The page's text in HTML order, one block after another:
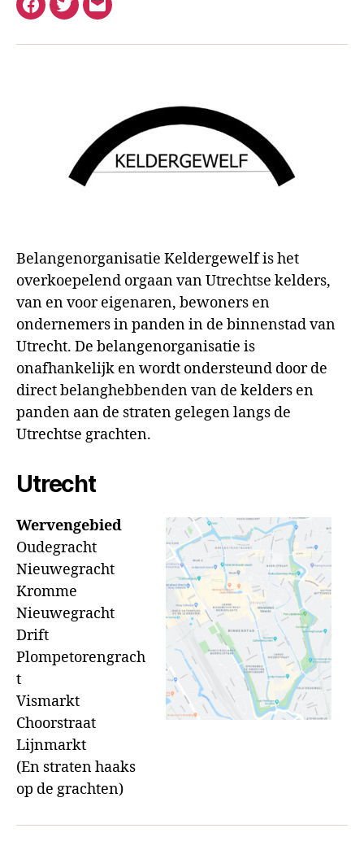
Facebook
Twitter
E-
Belangenorganisatie Keldergewelf is het
overkoepelend orgaan van Utrechtse kelders,
van en voor eigenaren, bewoners en
ondernemers in panden in de binnenstad van
Utrecht. De belangenorganisatie is
onafhankelijk en wordt ondersteund door de
direct belanghebbenden van de kelders en
panden aan de straten gelegen langs de
Utrechtse grachten.
Utrecht
Wervengebied
Oudegracht
Nieuwegracht
Kromme
Nieuwegracht
Drift
Plompetorengrach
t
Vismarkt
Choorstraat
Lijnmarkt
(En straten haaks
op de grachten)